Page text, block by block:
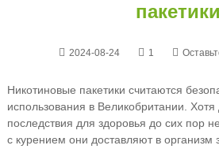
пакетики
2024-08-24 1
Никотиновые пакетики считаются
использования в Великобритании. Хотя
последствия для здоровья до сих пор
с курением они доставляют в организм